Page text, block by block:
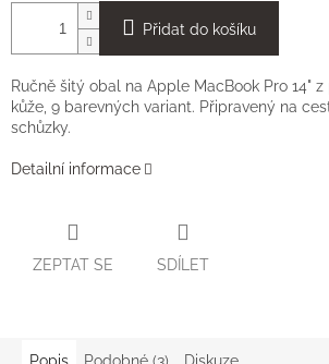
Přidat do košíku
Ručně šitý obal na Apple MacBook Pro 14"
kůže, 9 barevných variant. Připravený na
schůzky.
Detailní informace
ZEPTAT SE SDÍLET
Popis Podobné (3) Diskuze